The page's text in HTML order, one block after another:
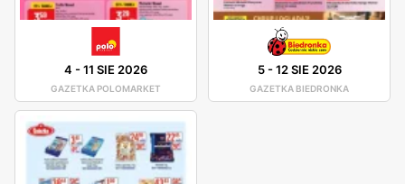
4 -11 SIE 2026
GAZETKA POLOMARKET
5-12 SIE 2026
GAZETKA BIEDRONKA